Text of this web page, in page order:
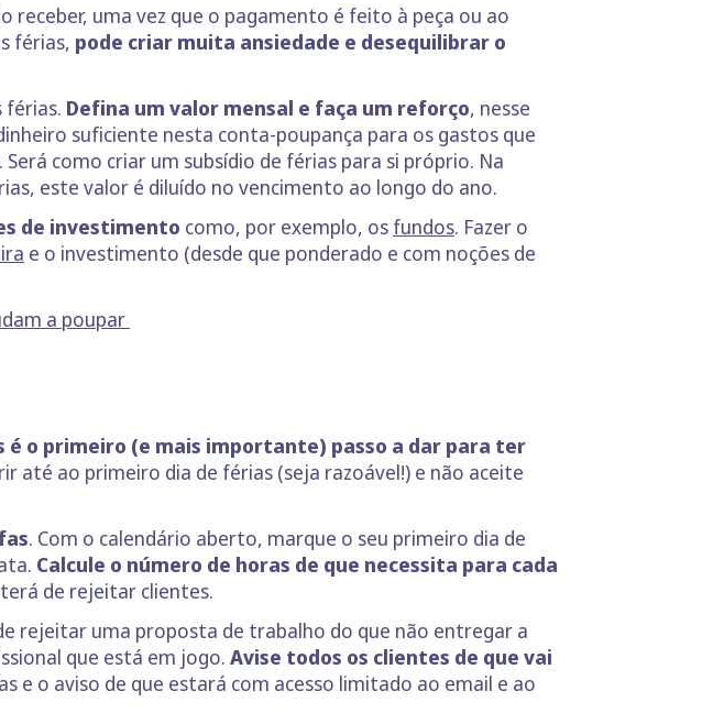
uma vez que o pagamento é feito à peça ou ao
férias, pode criar muita ansiedade e desequilibrar o
férias. Defina um valor mensal e faça um reforço, nesse
suficiente nesta conta-poupança para os gastos que
Será como criar um subsídio de férias para si próprio. Na
este valor é diluído no vencimento ao longo do ano.
de investimento como, por exemplo, os fundos. Fazer o
e o investimento (desde que ponderado e com noções de
a poupar
o primeiro (e mais importante) passo a dar para ter
até ao primeiro dia de férias (seja razoável!) e não aceite
. Com o calendário aberto, marque o seu primeiro dia de
Calcule o número de horas de que necessita para cada
de rejeitar clientes.
rejeitar uma proposta de trabalho do que não entregar a
que está em jogo. Avise todos os clientes de que vai
e o aviso de que estará com acesso limitado ao email e ao